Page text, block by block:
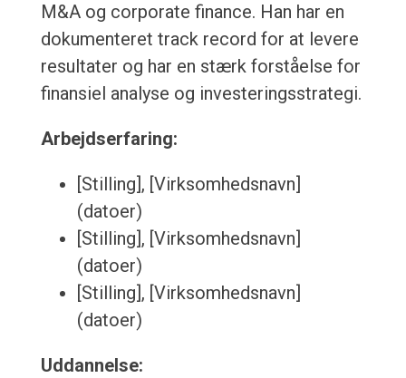
M&A og corporate finance. Han har en
dokumenteret track record for at levere
resultater og har en stærk forståelse for
finansiel analyse og investeringsstrategi.
Arbejdserfaring:
[Stilling], [Virksomhedsnavn]
(datoer)
[Stilling], [Virksomhedsnavn]
(datoer)
[Stilling], [Virksomhedsnavn]
(datoer)
Uddannelse: